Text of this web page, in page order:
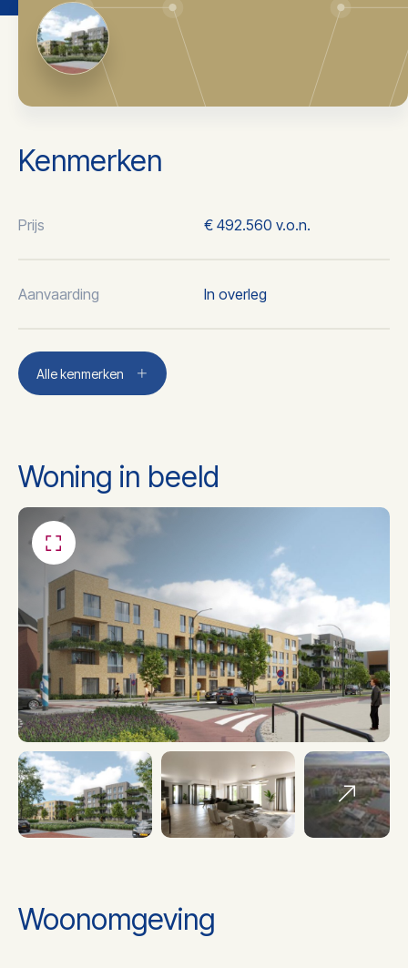
Kenmerken
Prijs € 492.560 v.o.n.
Aanvaarding In overleg
Plaats
Aantal kamers
Aantal slaapkamers 2
Aantal woonlagen 1 woonlagen
Isolatie Volledig geisoleerd
Alle kenmerken
Woning in beeld
Woonomgeving